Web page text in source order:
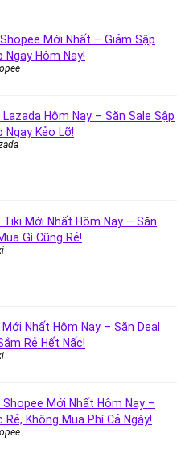
Mới Nhất – Giảm Sập
Ngay Hôm Nay!
Lazada Hôm Nay – Săn Sale Sập
Ngay Kẻo Lỡ!
Tiki Mới Nhất Hôm Nay – Săn
Gì Cũng Rẻ!
Nhất Hôm Nay – Săn Deal
Rẻ Hết Nấc!
Shopee Mới Nhất Hôm Nay –
Rẻ, Không Mua Phí Cả Ngày!